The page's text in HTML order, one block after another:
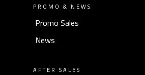
PROMO & NEWS
Promo Sales
News
AFTER SALES